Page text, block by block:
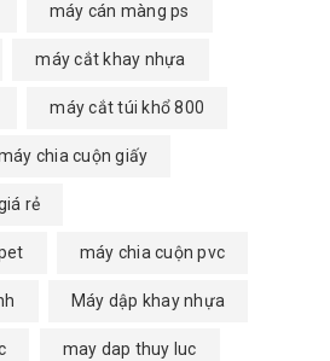
máy cán màng ps
máy cắt khay nhựa
máy cắt túi khổ 800
chia cuộn giấy
rẻ
máy chia cuộn pvc
Máy dập khay nhựa
may dap thuy luc